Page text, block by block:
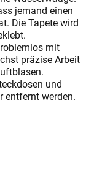
jemand einen
Die Tapete wird
mit
präzise Arbeit
und
entfernt werden.